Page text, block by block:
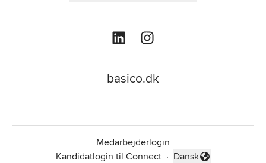
basico.dk
Medarbejderlogin
Kandidatlogin til Connect · Dansk